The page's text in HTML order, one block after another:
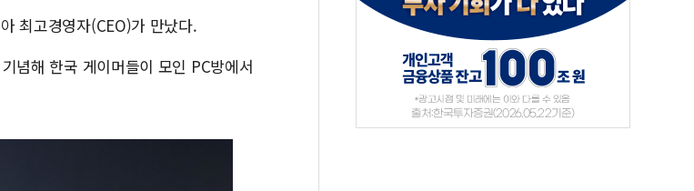
최고경영자(CEO)가 만났다.
념해 한국 게이머들이 모인 PC방에서